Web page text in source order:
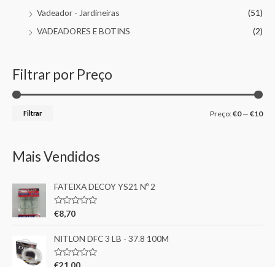
Vadeador - Jardineiras
(51)
VADEADORES E BOTINS
(2)
Filtrar por Preço
Filtrar Preço:€0— €10
Mais Vendidos
FATEIXA DECOY YS21 Nº 2
A
l
i
a
€8,70
NITLON DFC 3 LB - 37.8 100M
A